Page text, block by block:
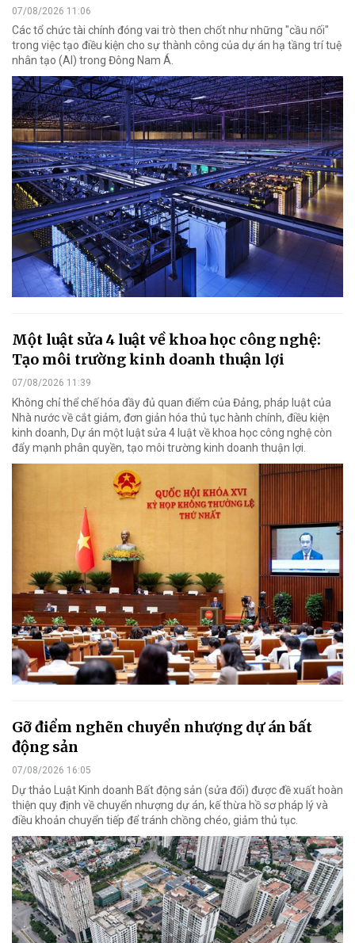
07/08/2026 11:06
Các tổ chức tài chính đóng vai trò then chốt như những "cầu nối"
trong việc tạo điều kiện cho sự thành công của dự án hạ tầng trí tuệ
nhân tạo (AI) trong Đông Nam Á.
Một luật sửa 4 luật về khoa học công nghệ:
Tạo môi trường kinh doanh thuận lợi
07/08/2026 11:39
Không chỉ thể chế hóa đầy đủ quan điểm của Đảng, pháp luật của
Nhà nước về cắt giảm, đơn giản hóa thủ tục hành chính, điều kiện
kinh doanh, Dự án một luật sửa 4 luật về khoa học công nghệ còn
đẩy mạnh phân quyền, tạo môi trường kinh doanh thuận lợi.
Gỡ điểm nghẽn chuyển nhượng dự án bất
động sản
07/08/2026 16:05
Dự thảo Luật Kinh doanh Bất động sản (sửa đổi) được đề xuất hoàn
thiện quy định về chuyển nhượng dự án, kế thừa hồ sơ pháp lý và
điều khoản chuyển tiếp để tránh chồng chéo, giảm thủ tục.